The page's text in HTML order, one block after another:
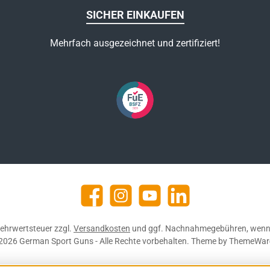
SICHER EINKAUFEN
Mehrfach ausgezeichnet und zertifiziert!
FacebookInstagramYouTube
zzgl. Versandkosten und ggf. Nachnahmegebühren,
German Sport Guns - Alle Rechte vorbehalten. Theme by